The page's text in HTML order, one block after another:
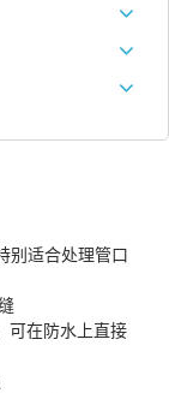
别适合处理管口
可在防水上直接